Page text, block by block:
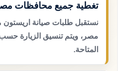
تغطية جميع محافظات
نستقبل طلبات صيانة
مصر، ويتم تنسيق الزيارة
المتاحة.